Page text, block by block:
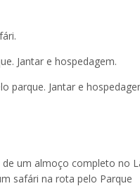
Jantar e hospedagem.
parque. Jantar e
de um almoço completo no
safári na rota pelo Parque